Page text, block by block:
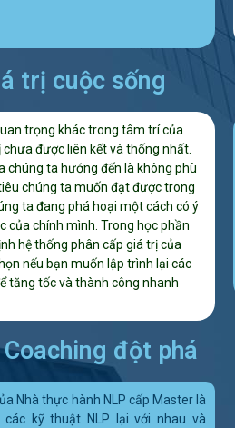
trị cuộc sống
trọng khác trong tâm trí của
chưa được liên kết và thống nhất.
chúng ta hướng đến là không phù
chúng ta muốn đạt được trong
ta đang phá hoại một cách có ý
của chính mình. Trong học phần
hệ thống phân cấp giá trị của
nếu bạn muốn lập trình lại các
tăng tốc và thành công nhanh
đột phá
Nhà thực hành NLP cấp Master là
kỹ thuật NLP lại với nhau và